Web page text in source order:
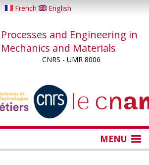
French English
Processes and Engineering in
Mechanics and Materials
CNRS - UMR 8006
MENU